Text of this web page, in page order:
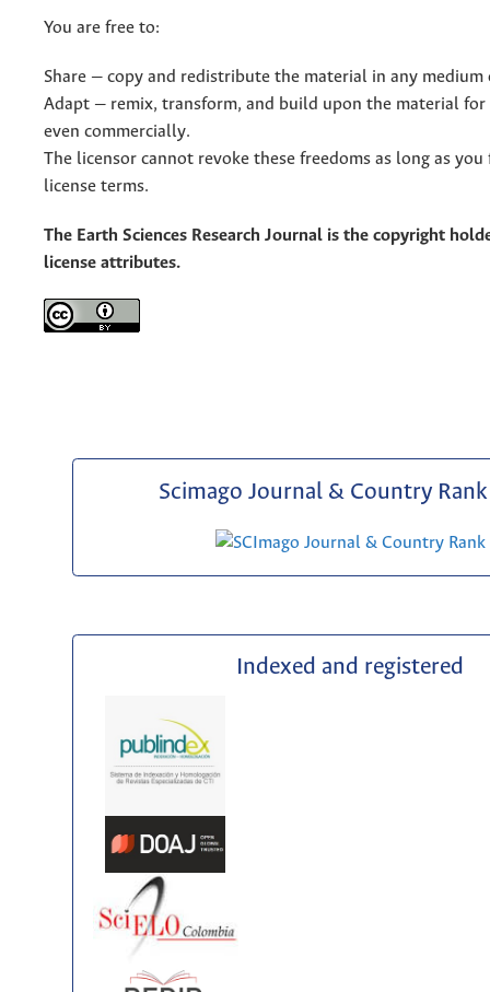
You are free to:
Share — copy and redistribute the material in any
Adapt — remix, transform, and build upon the material for
even commercially.
The licensor cannot revoke these freedoms as long as
license terms.
The Earth Sciences Research Journal is the copyright
license attributes.
Scimago Journal & Country Rank
Indexed and registered